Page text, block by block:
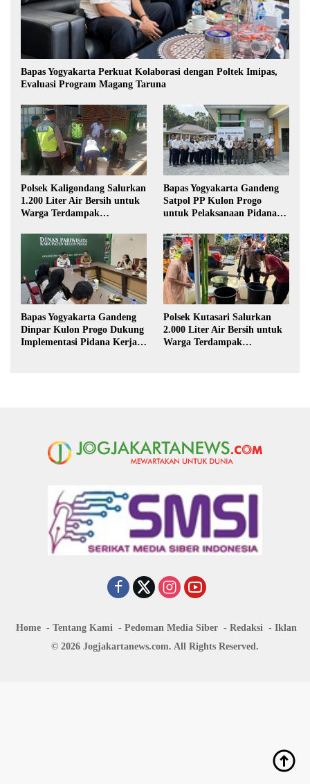
Bapas Yogyakarta Perkuat Kolaborasi dengan Poltek Imipas,
Evaluasi Program Magang Taruna
Polsek Kaligondang Salurkan
1.200 Liter Air Bersih untuk
Warga Terdampak
Bapas Yogyakarta Gandeng
Satpol PP Kulon Progo
untuk Pelaksanaan Pidana
Bapas Yogyakarta Gandeng
Dinpar Kulon Progo Dukung
Implementasi Pidana Kerja
Polsek Kutasari Salurkan
2.000 Liter Air Bersih untuk
Warga Terdampak
Home Tentang Kami Pedoman Media Siber Redaksi
Iklan
© 2026 Jogjakartanews.com. All Rights Reserved.